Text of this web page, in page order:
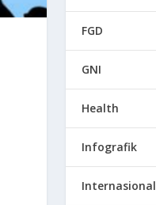
FGD
GNI
Health
Infografik
Internasional